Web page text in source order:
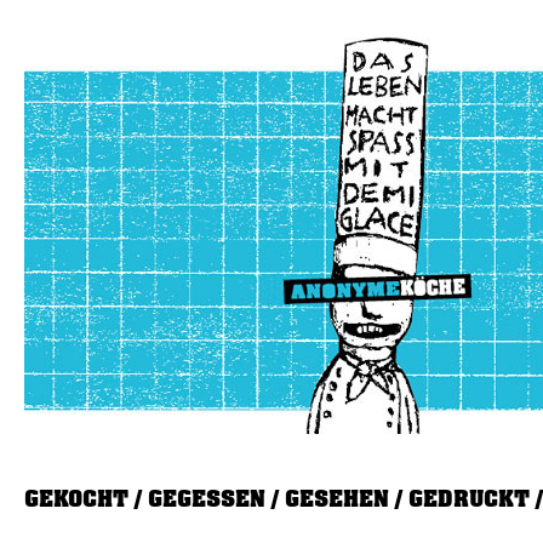
GEKOCHT GEGESSEN GESEHEN GEDRUCKT